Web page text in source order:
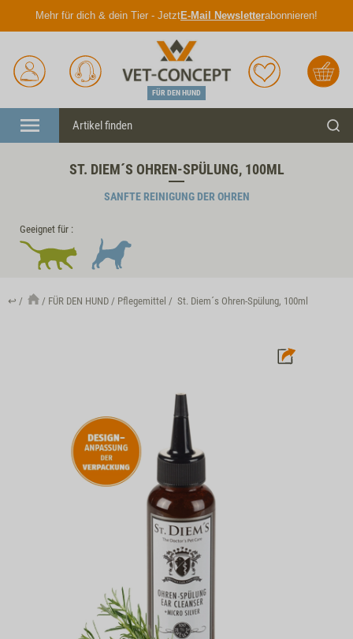
Mehr für dich & dein Tier - JetztE-Mail Newsletterabonnieren!
Anmelden
Unser
Service
FÜR DEN HUND
Merkliste Warenkorb
Menü
ST. DIEM´S OHREN-SPÜLUNG, 100ML
SANFTE REINIGUNG DER OHREN
Geeignet für :
↩ FÜR DEN HUND Pflegemittel St. Diem´s Ohren-Spülung, 100ml